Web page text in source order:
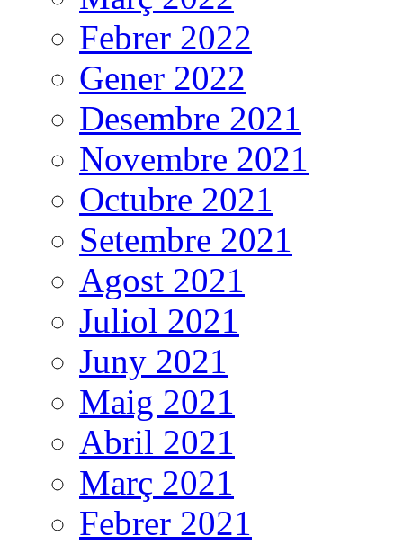
Febrer 2022
Gener 2022
Desembre 2021
Novembre 2021
Octubre 2021
Setembre 2021
Agost 2021
Juliol 2021
Juny 2021
Maig 2021
Abril 2021
Març 2021
Febrer 2021